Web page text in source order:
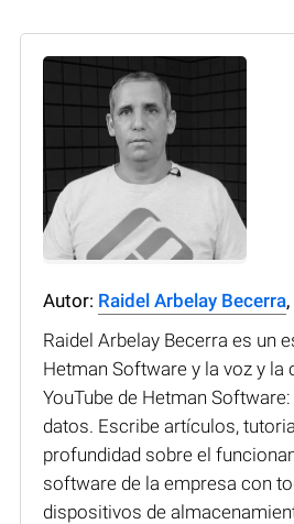
Autor: Raidel Arbelay Becerra
Raidel Arbelay Becerra es un
Hetman Software y la voz y la
YouTube de Hetman
datos. Escribe artículos,
profundidad sobre el
software de la empresa con
dispositivos de